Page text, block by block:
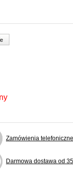
Zamówienia telefoniczne
Darmowa dostawa od